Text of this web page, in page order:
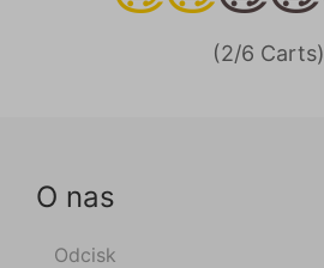
(2/6 Carts)
O nas
Odcisk